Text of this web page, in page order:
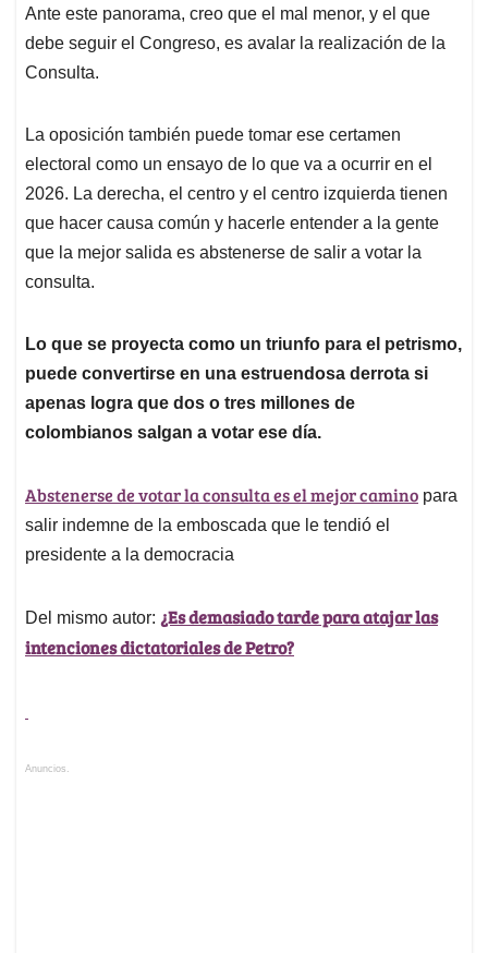
Ante este panorama, creo que el mal menor, y el que
debe seguir el Congreso, es avalar la realización de la
Consulta.
La oposición también puede tomar ese certamen
electoral como un ensayo de lo que va a ocurrir en el
2026. La derecha, el centro y el centro izquierda tienen
que hacer causa común y hacerle entender a la gente
que la mejor salida es abstenerse de salir a votar la
consulta.
Lo que se proyecta como un triunfo para el petrismo,
puede convertirse en una estruendosa derrota si
apenas logra que dos o tres millones de
colombianos salgan a votar ese día.
Abstenerse de votar la consulta es el mejor camino para
salir indemne de la emboscada que le tendió el
presidente a la democracia
Del mismo autor: ¿Es demasiado tarde para atajar las
intenciones dictatoriales de Petro?
Anuncios.